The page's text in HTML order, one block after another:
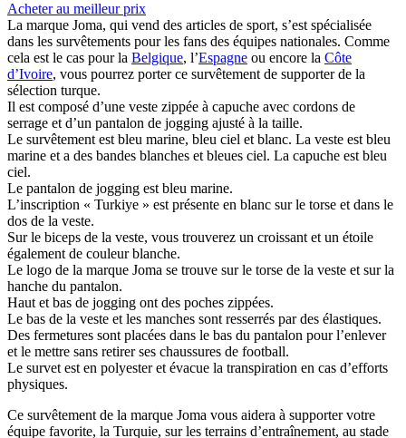
Acheter au meilleur prix
La marque Joma, qui vend des articles de sport, s’est spécialisée
dans les survêtements pour les fans des équipes nationales. Comme
cela est le cas pour la Belgique, l’Espagne ou encore la Côte
d’Ivoire, vous pourrez porter ce survêtement de supporter de la
sélection turque.
Il est composé d’une veste zippée à capuche avec cordons de
serrage et d’un pantalon de jogging ajusté à la taille.
Le survêtement est bleu marine, bleu ciel et blanc. La veste est bleu
marine et a des bandes blanches et bleues ciel. La capuche est bleu
ciel.
Le pantalon de jogging est bleu marine.
L’inscription « Turkiye » est présente en blanc sur le torse et dans le
dos de la veste.
Sur le biceps de la veste, vous trouverez un croissant et un étoile
également de couleur blanche.
Le logo de la marque Joma se trouve sur le torse de la veste et sur la
hanche du pantalon.
Haut et bas de jogging ont des poches zippées.
Le bas de la veste et les manches sont resserrés par des élastiques.
Des fermetures sont placées dans le bas du pantalon pour l’enlever
et le mettre sans retirer ses chaussures de football.
Le survet est en polyester et évacue la transpiration en cas d’efforts
physiques.
Ce survêtement de la marque Joma vous aidera à supporter votre
équipe favorite, la Turquie, sur les terrains d’entraînement, au stade